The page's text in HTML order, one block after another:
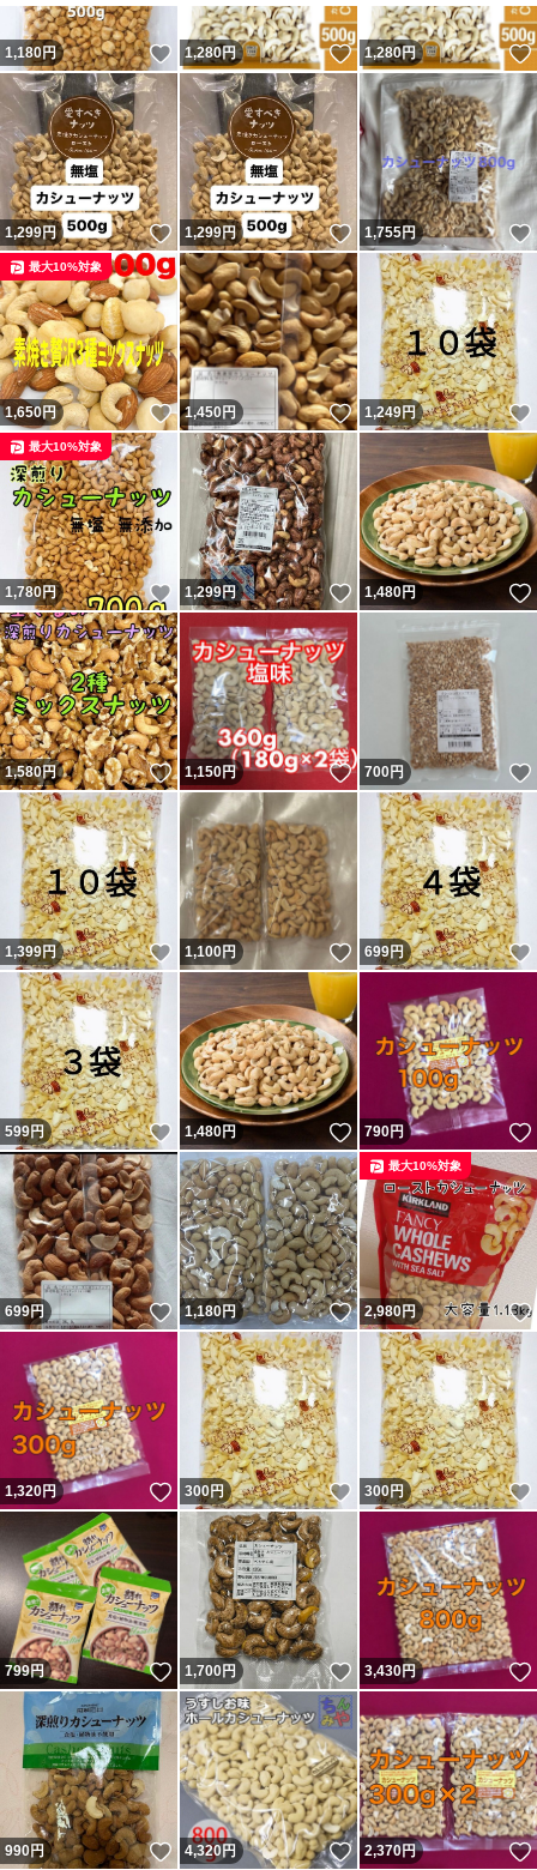
1,180円 いいね！
1,280円 いいね！
1,280円
1,299円 いいね！
1,299円 いいね！
1,755円
1,650円 いいね！
最大10%対象
1,450円 いいね！
1,249円
1,780円 いいね！
最大10%対象
1,299円 いいね！
1,480円
1,580円 いいね！
1,150円 いいね！
700円
1,399円 いいね！
1,100円 いいね！
699円
599円 いいね！
1,480円 いいね！
790円
699円 いいね！
1,180円 いいね！
2,980円
最大10%対象
1,320円 いいね！
300円 いいね！
300円
799円 いいね！
1,700円 いいね！
3,430円
990円 いいね！
4,320円 いいね！
2,370円